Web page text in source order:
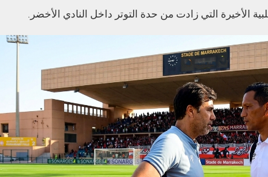
الأخيرة التي زادت من حدة التوتر داخل النادي الأخضر.